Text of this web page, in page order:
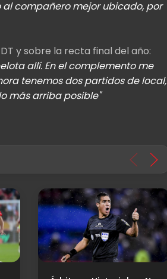
al compañero mejor ubicado, por
y sobre la recta final del año:
allí. En el complemento me
tenemos dos partidos de local,
más arriba posible"